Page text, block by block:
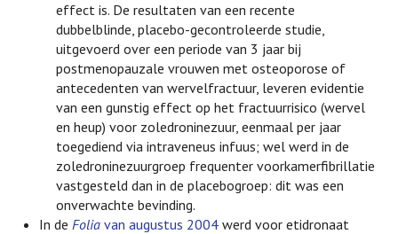
effect is. De resultaten van een recente
dubbelblinde, placebo-gecontroleerde studie,
uitgevoerd over een periode van 3 jaar bij
postmenopauzale vrouwen met osteoporose of
antecedenten van wervelfractuur, leveren evidentie
van een gunstig effect op het fractuurrisico (wervel
en heup) voor zoledroninezuur, eenmaal per jaar
toegediend via intraveneus infuus; wel werd in de
zoledroninezuurgroep frequenter voorkamerfibrillatie
vastgesteld dan in de placebogroep: dit was een
onverwachte bevinding.
In deFolia van augustus 2004 werd voor etidronaat